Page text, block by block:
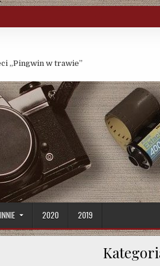
„Pingwin w trawie”
2020 2019